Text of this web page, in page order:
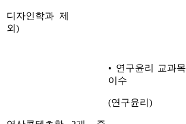
디자인학과 제
외)
• 연구윤리 교과목
이수
(연구윤리)